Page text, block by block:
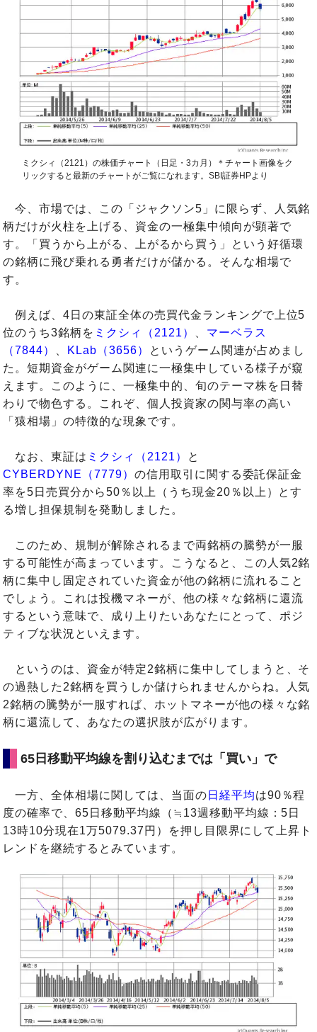
ミクシィ（2121）の株価チャート（日足・3カ月）＊チャート画像をク
リックすると最新のチャートがご覧になれます。SBI証券HPより
今、市場では、この「ジャクソン5」に限らず、人気銘
柄だけが火柱を上げる、資金の一極集中傾向が顕著で
す。「買うから上がる、上がるから買う」という好循環
の銘柄に飛び乗れる勇者だけが儲かる。そんな相場で
す。
例えば、4日の東証全体の売買代金ランキングで上位5
位のうち3銘柄を ミクシィ（2121）
マーベラス
（7844）
KLab（3656）
というゲーム関連が占めまし
た。短期資金がゲーム関連に一極集中している様子が窺
えます。このように、一極集中的、旬のテーマ株を日替
わりで物色する。これぞ、個人投資家の関与率の高い
「猿相場」の特徴的な現象です。
なお、東証は ミクシィ（2121）
と
CYBERDYNE（7779） の信用取引に関する委託保証金
率を5日売買分から50％以上（うち現金20％以上）とす
る増し担保規制を発動しました。
このため、規制が解除されるまで両銘柄の騰勢が一服
する可能性が高まっています。こうなると、この人気2銘
柄に集中し固定されていた資金が他の銘柄に流れること
でしょう。これは投機マネーが、他の様々な銘柄に還流
するという意味で、成り上りたいあなたにとって、ポジ
ティブな状況といえます。
というのは、資金が特定2銘柄に集中してしまうと、そ
の過熱した2銘柄を買うしか儲けられませんからね。人気
2銘柄の騰勢が一服すれば、ホットマネーが他の様々な銘
柄に還流して、あなたの選択肢が広がります。
65日移動平均線を割り込むまでは「買い」で
一方、全体相場に関しては、当面の 日経平均は90％程
度の確率で、65日移動平均線（≒13週移動平均線：5日
13時10分現在1万5079.37円）を押し目限界にして上昇ト
レンドを継続するとみています。